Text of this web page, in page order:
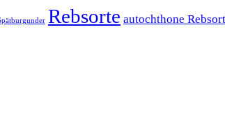
Rebsorte autochthone